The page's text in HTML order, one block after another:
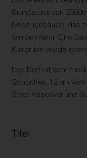
Grundstück von
Nebengebäude, das
werden kann. Eine
Klärgrube wurde
Das Dorf ist sehr
Schönheit, 12 km
Stadt Kaposvár und
Titel